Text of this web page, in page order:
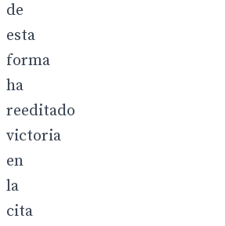
de
esta
forma
ha
reeditado
victoria
en
la
cita